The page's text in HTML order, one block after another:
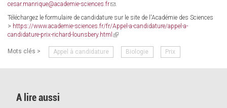
cesar.manrique@academie-sciences.fr(link
e-
mail)
.
Téléchargez le formulaire de candidature sur le site de l'Académie des Sciences
> https://www.academie-sciences.fr/fr/Appel-a-candidature/appel-a-
candidature-prix-richard-lounsbery.html (link
external)
Mots clés > Appel à candidature Biologie Prix
A lire aussi